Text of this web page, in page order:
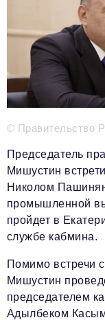
ТОП-100
Телефон
Электронные
Информационный
info@business-
Отдел рекламы
reklama@business-
Отдел
Отдел по работе с
partner@business-
© Правительство
Председатель
Мишустин
Николом
промышленной
пройдет в
службе кабмина.
Помимо встречи
Мишустин
председателем
Адылбеком